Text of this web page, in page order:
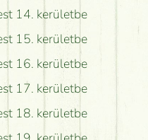
14. kerületbe
15. kerületbe
16. kerületbe
17. kerületbe
18. kerületbe